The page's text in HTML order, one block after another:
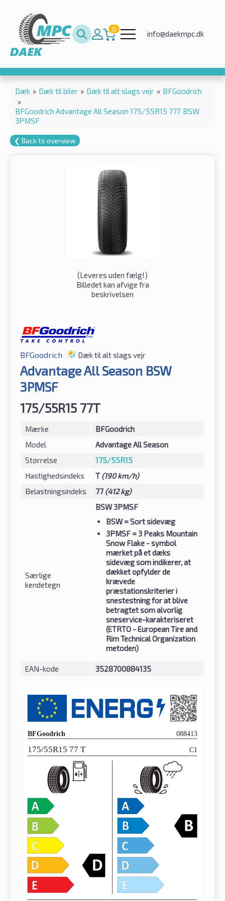
0
info@daekmpc.dk
Dæk » Dæk til biler » Dæk til alt slags vejr » BFGoodrich
»
BFGoodrich Advantage All Season 175/55R15 77T BSW
3PMSF
❮ Back to overview
(Leveres uden fælg!)
Billedet kan afvige fra
beskrivelsen
BFGoodrich Dæk til alt slags vejr
Advantage All Season BSW
3PMSF
175/55R15 77T
Mærke
BFGoodrich
Model
Advantage All Season
Størrelse
175/55R15
Hastighedsindeks
T (190 km/h)
Belastningsindeks
77 (412 kg)
Særlige
kendetegn
BSW 3PMSF
BSW= Sort sidevæg
3PMSF = 3 Peaks Mountain
Snow Flake - symbol
mærket på et dæks
sidevæg som indikerer, at
dækket opfylder de
krævede
præstationskriterier i
snestestning for at blive
betragtet som alvorlig
sneservice-karakteriseret
(ETRTO - European Tire and
Rim Technical Organization
metoden)
EAN-kode 3528700884135